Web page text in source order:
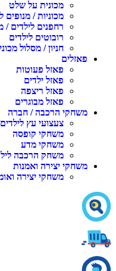
מכונית על שלט
מכוניות / מנופים
רחפנים לילדים /
רובוטים לילדים
חניון / מסלול
פאזלים
פאזל פעוטות
פאזל ילדים
פאזל ריצפה
פאזל מבוגרים
משחקי הרכבה / חברה
צעצועי עץ לילדים
משחקי קופסה
משחקי מדע
משחק הרכבה
משחקי יצירה ואמנות
משחקי יצירה